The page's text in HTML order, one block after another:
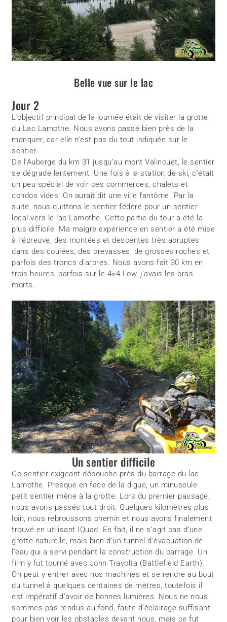
Belle vue sur le lac
Jour 2
L’objectif principal de la journée était de visiter la grotte
du Lac Lamothe. Nous avons passé bien près de la
manquer, car elle n’est pas du tout indiquée sur le
sentier.
De l’Auberge du km 31 jusqu’au mont Valinouet, le sentier
se dégrade lentement. Une fois à la station de ski, c’était
un peu spécial de voir ces commerces, chalets et
condos vides. On aurait dit une ville fantôme. Par la
suite, nous quittons le sentier fédéré pour un sentier
local vers le lac Lamothe. Cette partie du tour a été la
plus difficile. Ma maigre expérience en sentier a été mise
à l’épreuve, des montées et descentes très abruptes
dans des coulées, des crevasses, de grosses roches et
parfois des troncs d’arbres. Nous avons fait 30 km en
trois heures, parfois sur le 4×4 Low, j’avais les bras
morts.
Un sentier difficile
Ce sentier exigeant débouche près du barrage du lac
Lamothe. Presque en face de la digue, un minuscule
petit sentier mène à la grotte. Lors du premier passage,
nous avons passés tout droit. Quelques kilomètres plus
loin, nous rebroussons chemin et nous avons finalement
trouvé en utilisant IQuad. En fait, il ne s’agit pas d’une
grotte naturelle, mais bien d’un tunnel d’évacuation de
l’eau qui a servi pendant la construction du barrage. Un
film y fut tourné avec John Travolta (Battlefield Earth).
On peut y entrer avec nos machines et se rendre au bout
du tunnel à quelques centaines de mètres, toutefois il
est impératif d’avoir de bonnes lumières. Nous ne nous
sommes pas rendus au fond, faute d’éclairage suffisant
pour bien voir les obstacles devant nous, mais ce fut